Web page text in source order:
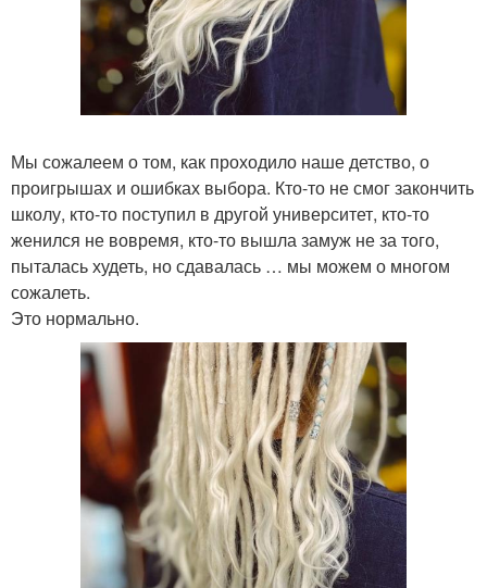
Мы сожалеем о том, как проходило наше детство, о
проигрышах и ошибках выбора. Кто-то не смог закончить
школу, кто-то поступил в другой университет, кто-то
женился не вовремя, кто-то вышла замуж не за того,
пыталась худеть, но сдавалась … мы можем о многом
сожалеть.
Это нормально.